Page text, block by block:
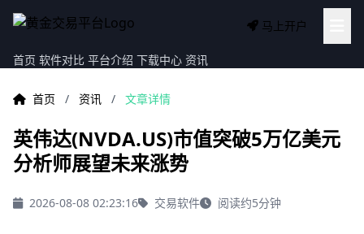
马上开户
首页 软件对比 平台介绍 下载中心 资讯
首页 / 资讯 / 文章详情
英伟达(NVDA.US)市值突破5万亿美元
分析师展望未来涨势
2026-08-08 02:23:16 交易软件 阅读约5分钟